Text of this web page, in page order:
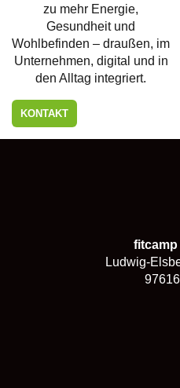
zu mehr Energie,
Gesundheit und
Wohlbefinden – draußen, im
Unternehmen, digital und in
den Alltag integriert.
KONTAKT
fitcamp
Ludwig-